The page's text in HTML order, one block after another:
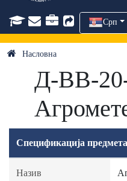
Срп
Насловна
Д-ВВ-
Спецификација предмета
Назив